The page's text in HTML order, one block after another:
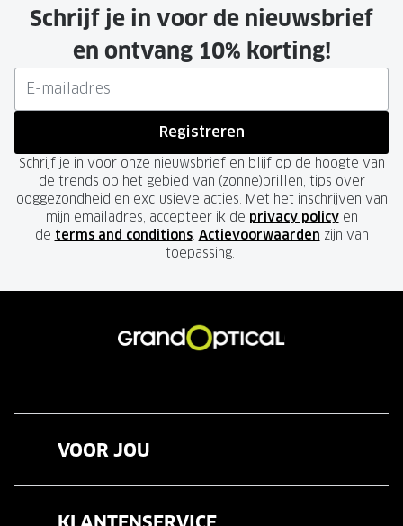
Schrijf je in voor de nieuwsbrief
en ontvang 10% korting!
Registreren
Schrijf je in voor onze nieuwsbrief en blijf op de hoogte van
de trends op het gebied van (zonne)brillen, tips over
ooggezondheid en exclusieve acties. Met het inschrijven van
mijn emailadres, accepteer ik de privacy policyen
de terms and conditions. Actievoorwaarden zijn van
toepassing.
VOOR JOU